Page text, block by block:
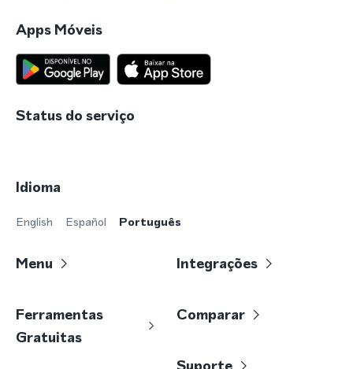
Apps Móveis
Status do serviço
Idioma
English Español Português
Menu Integrações
Ferramentas
Gratuitas
Comparar